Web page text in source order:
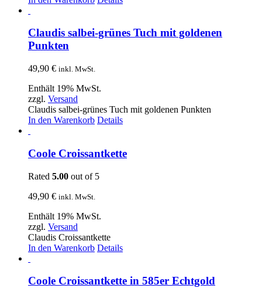
Claudis salbei-grünes Tuch mit goldenen
Punkten
49,90 € inkl. MwSt.
Enthält 19% MwSt.
zzgl. Versand
Claudis salbei-grünes Tuch mit goldenen Punkten
In den Warenkorb Details
Coole Croissantkette
Rated 5.00 out of 5
49,90 € inkl. MwSt.
Enthält 19% MwSt.
zzgl. Versand
Claudis Croissantkette
In den Warenkorb Details
Coole Croissantkette in 585er Echtgold